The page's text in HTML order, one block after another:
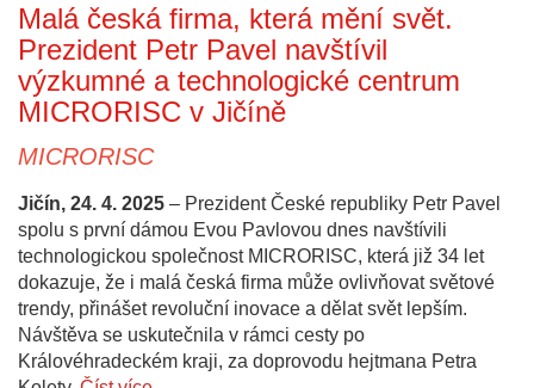
Malá česká firma, která mění svět.
Prezident Petr Pavel navštívil
výzkumné a technologické centrum
MICRORISC v Jičíně
MICRORISC
Jičín, 24. 4. 2025 – Prezident České republiky Petr Pavel
spolu s první dámou Evou Pavlovou dnes navštívili
technologickou společnost MICRORISC, která již 34 let
dokazuje, že i malá česká firma může ovlivňovat světové
trendy, přinášet revoluční inovace a dělat svět lepším.
Návštěva se uskutečnila v rámci cesty po
Královéhradeckém kraji, za doprovodu hejtmana Petra